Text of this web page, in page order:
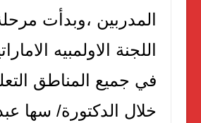
المدربين ،وبدأت
اللجنة الاولمبيه
في جميع المناطق
خلال الدكتورة/ سها